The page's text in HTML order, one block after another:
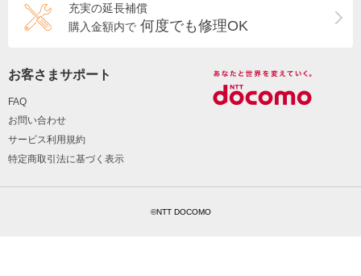
充実の延長補償
購入金額内で 何度でも修理OK
お客さまサポート
FAQ
お問い合わせ
サービス利用規約
特定商取引法に基づく表示
©NTT DOCOMO